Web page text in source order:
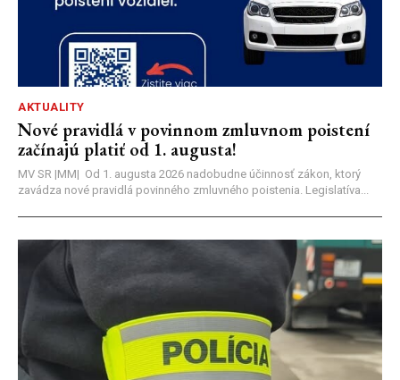
AKTUALITY
Nové pravidlá v povinnom zmluvnom poistení
začínajú platiť od 1. augusta!
MV SR |MM| Od 1. augusta 2026 nadobudne účinnosť zákon, ktorý
zavádza nové pravidlá povinného zmluvného poistenia. Legislatíva...